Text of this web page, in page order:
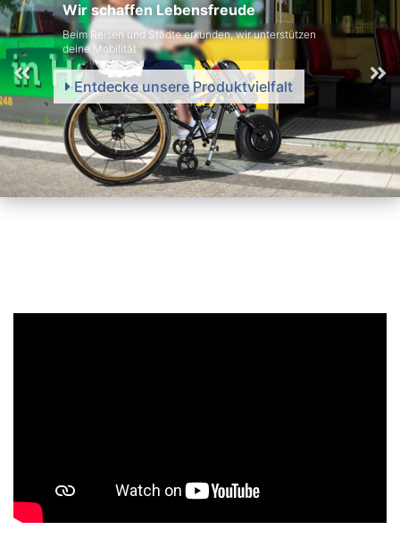
Wir schaffen Lebensfreude
Beim Reisen und Städte erkunden, wir unterstützen
deine Mobilität
Entdecke unsere Produktvielfalt